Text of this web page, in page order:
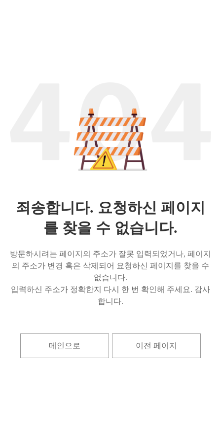
죄송합니다. 요청하신 페이지
를 찾을 수 없습니다.
방문하시려는 페이지의 주소가 잘못 입력되었거나, 페이지
의 주소가 변경 혹은 삭제되어 요청하신 페이지를 찾을 수
없습니다.
입력하신 주소가 정확한지 다시 한 번 확인해 주세요. 감사
합니다.
메인으로 이전 페이지